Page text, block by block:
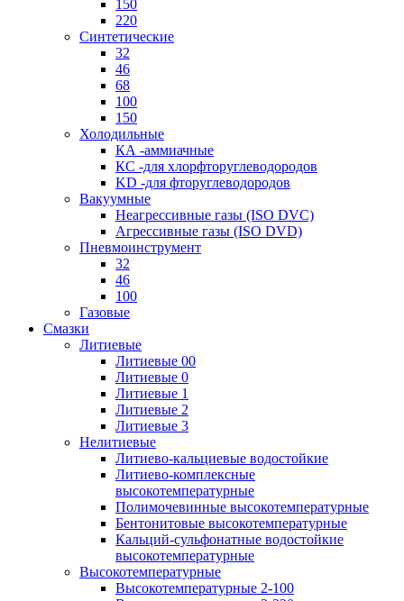
150
220
Синтетические
32
46
68
100
150
Холодильные
КА -аммиачные
КС -для хлорфторуглеводородов
KD -для фторуглеводородов
Вакуумные
Неагрессивные газы (ISO DVC)
Агрессивные газы (ISO DVD)
Пневмоинструмент
32
46
100
Газовые
Смазки
Литиевые
Литиевые 00
Литиевые 0
Литиевые 1
Литиевые 2
Литиевые 3
Нелитиевые
Литиево-кальциевые водостойкие
Литиево-комплексные
высокотемпературные
Полимочевинные высокотемпературные
Бентонитовые высокотемпературные
Кальций-сульфонатные водостойкие
высокотемпературные
Высокотемпературные
Высокотемпературные 2-100